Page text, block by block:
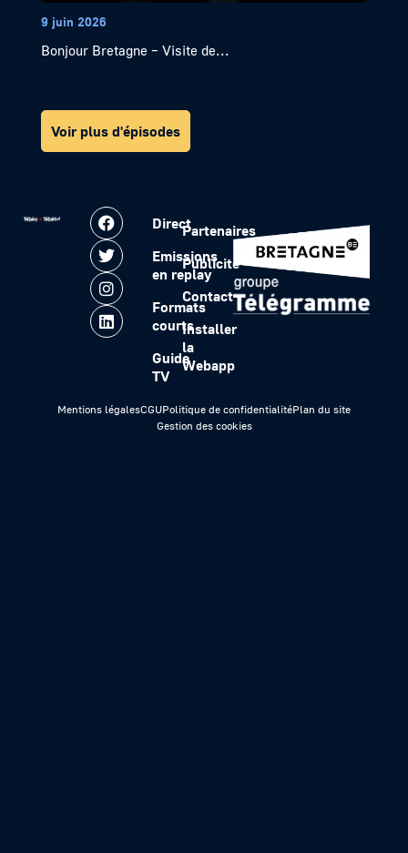
9 juin 2026
Bonjour Bretagne – Visite de...
Voir plus d'épisodes
Direct
Emissions
en replay
Formats
courts
Guide
TV
Partenaires
Publicité
Contact
Installer
la
Webapp
Mentions légalesCGUPolitique de confidentialitéPlan du site
Gestion des cookies